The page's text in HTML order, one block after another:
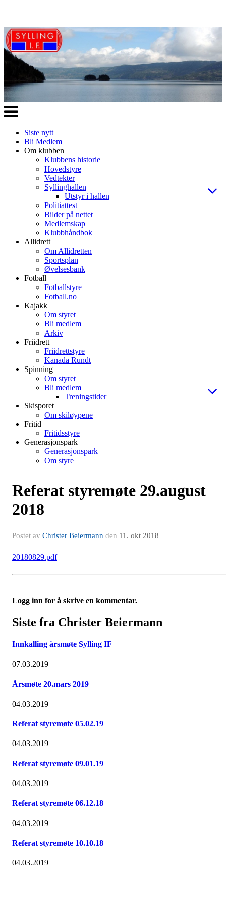
Veksle
navigasjon
Siste nytt
Bli Medlem
Om klubben
Klubbens historie
Hovedstyre
Vedtekter
Syllinghallen
Utstyr i hallen
Politiattest
Bilder på nettet
Medlemskap
Klubbhåndbok
Allidrett
Om Allidretten
Sportsplan
Øvelsesbank
Fotball
Fotballstyre
Fotball.no
Kajakk
Om styret
Bli medlem
Arkiv
Friidrett
Friidrettstyre
Kanada Rundt
Spinning
Om styret
Bli medlem
Treningstider
Skisporet
Om skiløypene
Fritid
Fritidsstyre
Generasjonspark
Generasjonspark
Om styre
Referat styremøte 29.august
2018
Postet av Christer Beiermann den 11. okt 2018
20180829.pdf
Logg inn for å skrive en kommentar.
Siste fra Christer Beiermann
Innkalling årsmøte Sylling IF
07.03.2019
Årsmøte 20.mars 2019
04.03.2019
Referat styremøte 05.02.19
04.03.2019
Referat styremøte 09.01.19
04.03.2019
Referat styremøte 06.12.18
04.03.2019
Referat styremøte 10.10.18
04.03.2019